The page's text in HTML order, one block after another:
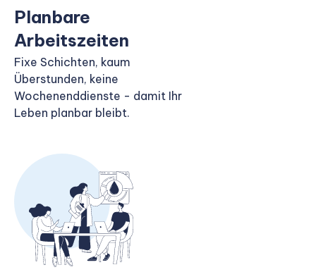
Planbare
Arbeitszeiten
Fixe Schichten, kaum
Überstunden, keine
Wochenenddienste - damit Ihr
Leben planbar bleibt.